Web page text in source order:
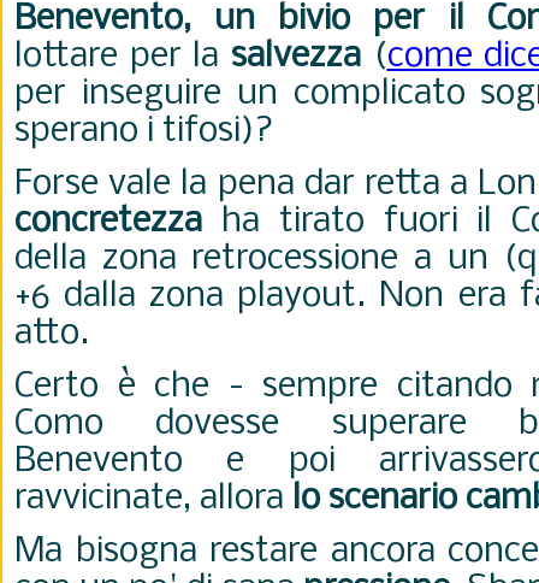
Benevento, un bivio per il
lottare per la salvezza(come
per inseguire un complicato
sperano i tifosi)?
Forse vale la pena dar retta a
concretezza ha tirato fuori il
della zona retrocessione a un
+6 dalla zona playout. Non era
atto.
Certo è che - sempre citando
Como dovesse superare
Benevento e poi
ravvicinate, allora lo scenario
Ma bisogna restare ancora